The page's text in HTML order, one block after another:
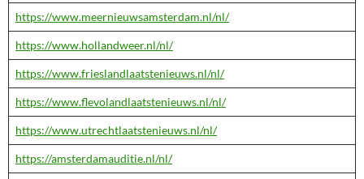
https://www.meernieuwsamsterdam.nl/nl/
https://www.hollandweer.nl/nl/
https://www.frieslandlaatstenieuws.nl/nl/
https://www.flevolandlaatstenieuws.nl/nl/
https://www.utrechtlaatstenieuws.nl/nl/
https://amsterdamauditie.nl/nl/